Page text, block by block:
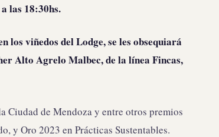
las 18:30hs.
los viñedos del Lodge, se les obsequiará
Alto Agrelo Malbec, de la línea Fincas,
Ciudad de Mendoza y entre otros premios
y Oro 2023 en Prácticas Sustentables.